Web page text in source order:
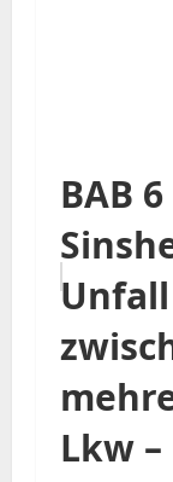
BAB 6
Unfall
Lkw –